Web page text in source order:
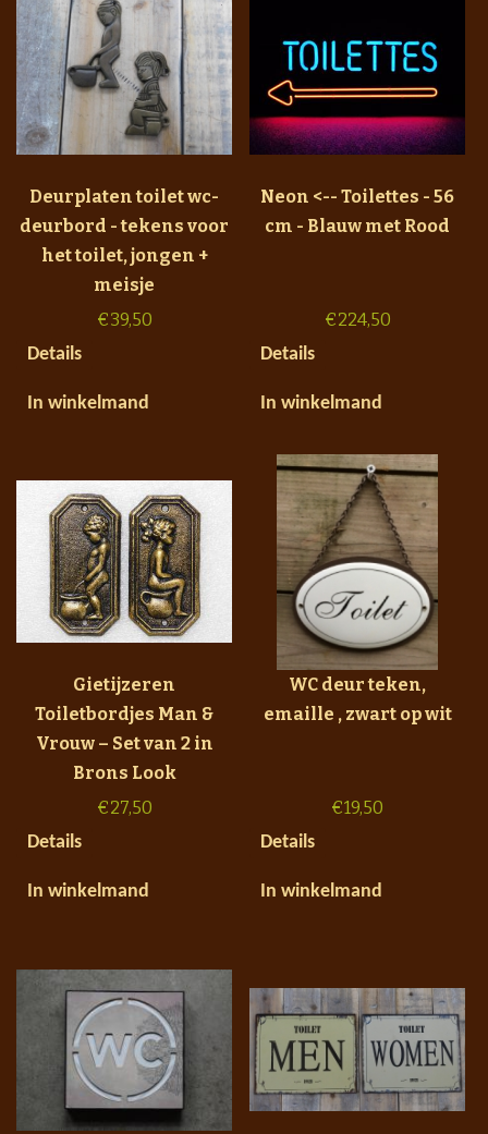
Deurplaten toilet wc-
deurbord - tekens voor
het toilet, jongen +
meisje
€39,50
Details
In winkelmand
Neon <-- Toilettes - 56
cm - Blauw met Rood
€224,50
Details
In winkelmand
Gietijzeren
Toiletbordjes Man &
Vrouw – Set van 2 in
Brons Look
€27,50
Details
In winkelmand
WC deur teken,
emaille , zwart op wit
€19,50
Details
In winkelmand